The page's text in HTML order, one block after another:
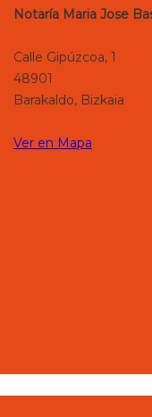
Notaría Maria Jose
Calle Gipúzcoa, 1
48901
Barakaldo, Bizkaia
Ver en Mapa